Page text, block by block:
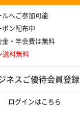
へご参加可能
ン配布中
・年会費は無料
送料無料
ネスご優待会員登録
ログインはこちら